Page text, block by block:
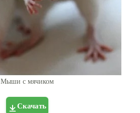
Мыши с мячиком
Скачать